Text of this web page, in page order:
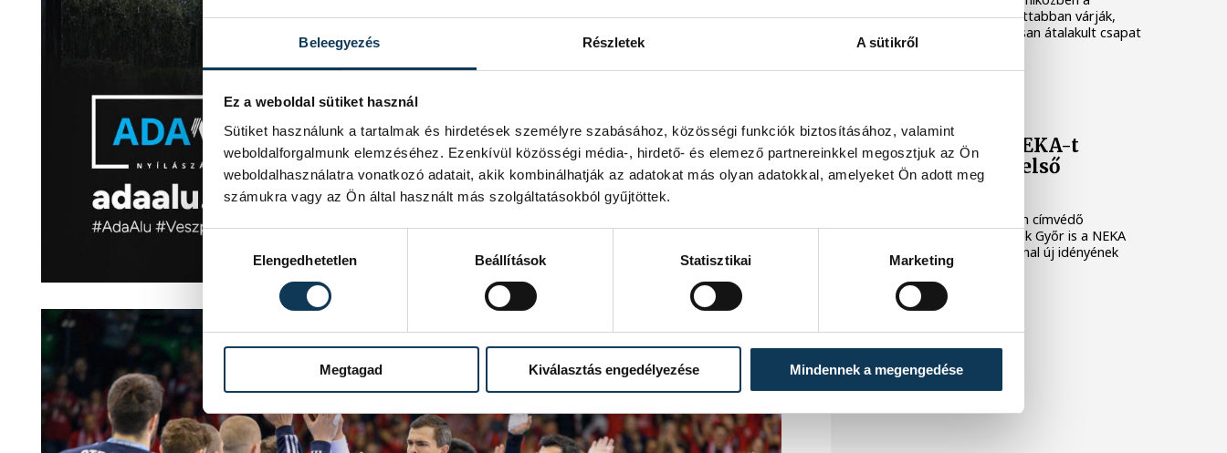
Beleegyezés Részletek A sütikről
Ez a weboldal sütiket használ
Sütiket használunk a tartalmak és hirdetések személyre szabásához, közösségi funkciók biztosításához, valamint
weboldalforgalmunk elemzéséhez. Ezenkívül közösségi média-, hirdető- és elemező partnereinkkel megosztjuk az Ön
weboldalhasználatra vonatkozó adatait, akik kombinálhatják az adatokat más olyan adatokkal, amelyeket Ön adott meg
számukra vagy az Ön által használt más szolgáltatásokból gyűjtöttek.
Hozzájárulás kiválasztása
Elengedhetetlen
Beállítások Statisztikai Marketing
Megtagad Kiválasztás engedélyezése Mindennek a megengedése
szurkolók is egyre izgatottabban várják,
mire lesz képes az alaposan átalakult csapat
az előttünk álló idényben.
A Veszprém a NEKA-t
fogadja az NB I első
fordulójában
A férfi kézilabda NB I-ben címvédő
Veszprém, és a női bajnok Győr is a NEKA
csapatát fogadja az élvonal új idényének
első fordulójában.